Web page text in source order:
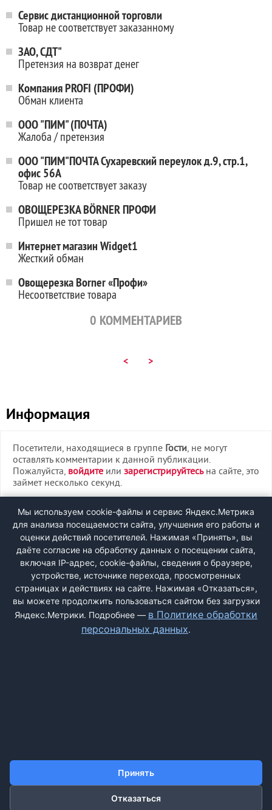
Сервис дистанционной торговли
Товар не соответствует заказанному
ЗАО, СДТ"
Претензия на возврат денег
Компания PROFI (ПРОФИ)
Обман клиента
ООО "ПИМ" (ПОЧТА)
Жалоба / претензия
ООО "ПИМ"ПОЧТА Сухаревский переулок д.9, стр.1,
офис 56А
Товар не соответствует заказу
ОВОЩЕРЕЗКА BÖRNER ПРОФИ
Пришел не тот товар
Интернет магазин Widget1
Жесткий обман
Овощерезка Borner «Профи»
Несоответствие товара
0 КОММЕНТАРИЕВ
< >
Информация
Посетители, находящиеся в группе Гости, не могут
оставлять комментарии к данной публикации.
Пожалуйста, войдите или зарегистрируйтесьна сайте, это
займет несколько секунд.
ВХОД
РЕГИСТРАЦИЯ
Быстрая регистрациячерез соцсети:
ПОЛИТИКА ОБРАБОТКИ ПЕРСОНАЛЬНЫХ ДАННЫХ
©2011-2026 ДОСКАЖАЛОБ.РФ
Мы используем cookie-файлы и сервис Яндекс.Метрика
для анализа посещаемости сайта, улучшения его работы и
оценки действий посетителей. Нажимая «Принять», вы
даёте согласие на обработку данных о посещении сайта,
включая IP-адрес, cookie-файлы, сведения о браузере,
устройстве, источнике перехода, просмотренных
страницах и действиях на сайте. Нажимая «Отказаться»,
вы можете продолжить пользоваться сайтом без загрузки
Яндекс.Метрики. Подробнее — в Политике обработки
персональных данных.
Принять
Отказаться